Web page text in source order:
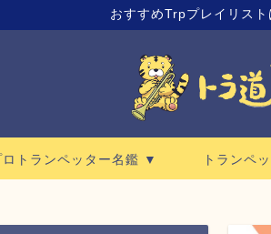
おすすめTrpプレイリスト
ロトランペッター名鑑 ▼ トランペ